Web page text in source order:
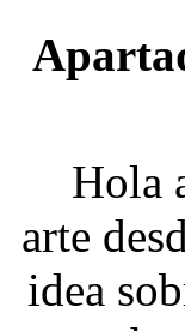
Hola
arte
idea